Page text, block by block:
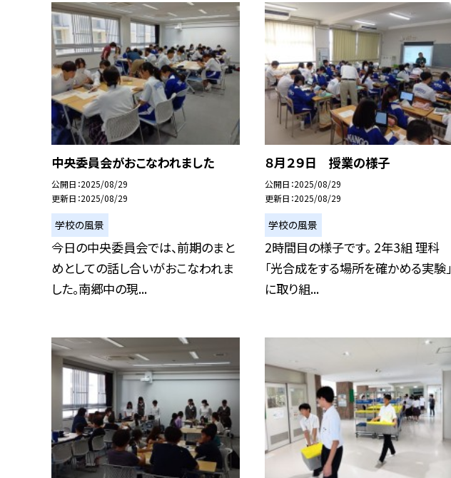
中央委員会がおこなわれました
公開日 2025/08/29
更新日 2025/08/29
学校の風景
今日の中央委員会では、前期のまと
めとしての話し合いがおこなわれま
した。南郷中の現...
８月２９日 授業の様子
公開日 2025/08/29
更新日 2025/08/29
学校の風景
2時間目の様子です。 2年3組 理科
「光合成をする場所を確かめる実験」
に取り組...